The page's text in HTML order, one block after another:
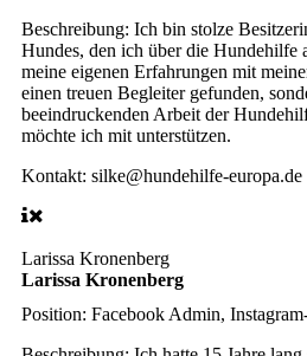
Beschreibung: Ich bin stolze
Hundes, den ich über die Hundehilfe
meine eigenen Erfahrungen mit
einen treuen Begleiter gefunden,
beeindruckenden Arbeit der
möchte ich mit unterstützen.
Kontakt: silke@hundehilfe-europa.de
Larissa Kronenberg
Larissa Kronenberg
Position: Facebook Admin,